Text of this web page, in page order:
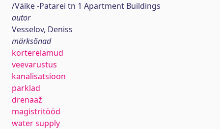
/Väike -Patarei tn 1 Apartment Buildings
autor
Vesselov, Deniss
märksõnad
korterelamud
veevarustus
kanalisatsioon
parklad
drenaaž
magistritööd
water supply